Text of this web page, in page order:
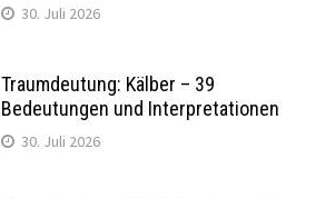
30. Juli 2026
Traumdeutung: Kälber – 39
Bedeutungen und Interpretationen
30. Juli 2026